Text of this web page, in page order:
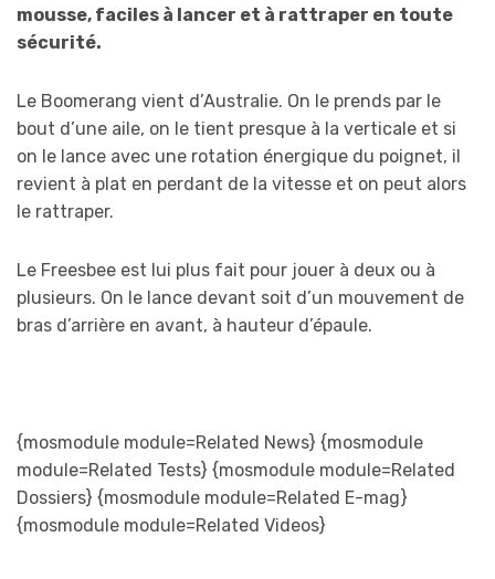
mousse, faciles à lancer et à rattraper en toute
sécurité.
Le Boomerang vient d’Australie. On le prends par le
bout d’une aile, on le tient presque à la verticale et si
on le lance avec une rotation énergique du poignet, il
revient à plat en perdant de la vitesse et on peut alors
le rattraper.
Le Freesbee est lui plus fait pour jouer à deux ou à
plusieurs. On le lance devant soit d’un mouvement de
bras d’arrière en avant, à hauteur d’épaule.
{mosmodule module=Related News} {mosmodule
module=Related Tests} {mosmodule module=Related
Dossiers} {mosmodule module=Related E-mag}
{mosmodule module=Related Videos}